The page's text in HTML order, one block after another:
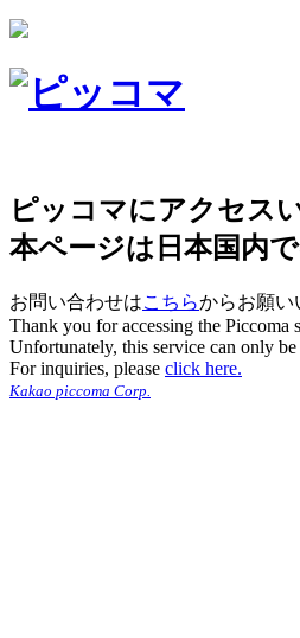
ピッコマにアクセス
本ページは日本国内
お問い合わせはこちらからお願い
Thank you for accessing the Piccoma
Unfortunately, this service can only be
For inquiries, please click here.
Kakao piccoma Corp.